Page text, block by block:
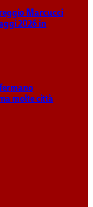
Marcucci
2026 in
molte città